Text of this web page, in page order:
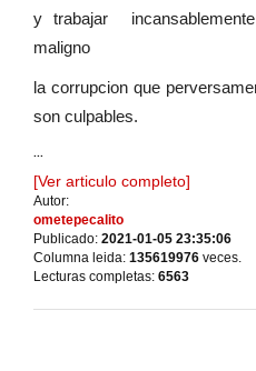
y trabajar
maligno
la corrupcion que
son culpables.
...
[Ver articulo completo]
Autor:
ometepecalito
Publicado: 2021-01-05 23:35:06
Columna leida: 135619976 veces.
Lecturas completas: 6563